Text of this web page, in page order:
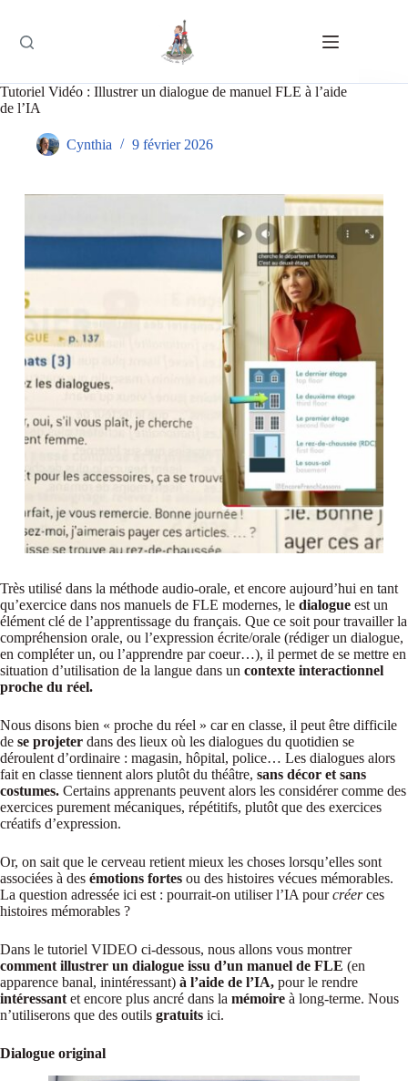
contenu
Tutoriel Vidéo : Illustrer un dialogue de manuel FLE à l’aide
de l’IA
Cynthia 9 février 2026
Très utilisé dans la méthode audio-orale, et encore aujourd’hui en tant
qu’exercice dans nos manuels de FLE modernes, le dialogue est un
élément clé de l’apprentissage du français. Que ce soit pour travailler la
compréhension orale, ou l’expression écrite/orale (rédiger un dialogue,
en compléter un, ou l’apprendre par coeur…), il permet de se mettre en
situation d’utilisation de la langue dans un contexte interactionnel
proche du réel.
Nous disons bien « proche du réel » car en classe, il peut être difficile
de se projeter dans des lieux où les dialogues du quotidien se
déroulent d’ordinaire : magasin, hôpital, police… Les dialogues alors
fait en classe tiennent alors plutôt du théâtre, sans décor et sans
costumes. Certains apprenants peuvent alors les considérer comme des
exercices purement mécaniques, répétitifs, plutôt que des exercices
créatifs d’expression.
Or, on sait que le cerveau retient mieux les choses lorsqu’elles sont
associées à des émotions fortes ou des histoires vécues mémorables.
La question adressée ici est : pourrait-on utiliser l’IA pourcréerces
histoires mémorables ?
Dans le tutoriel VIDEO ci-dessous, nous allons vous montrer
comment illustrer un dialogue issu d’un manuel de FLE (en
apparence banal, inintéressant) à l’aide de l’IA, pour le rendre
intéressant et encore plus ancré dans la mémoire à long-terme. Nous
n’utiliserons que des outils gratuits ici.
Dialogue original